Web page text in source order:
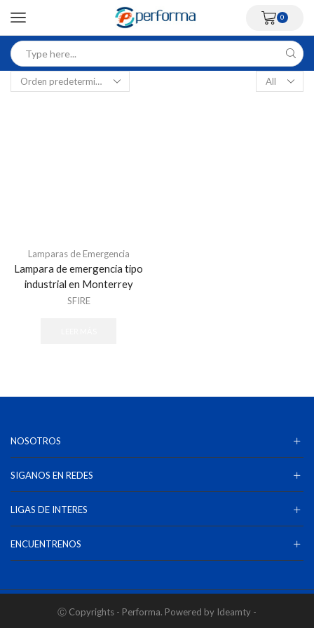
0
Lamparas de Emergencia
Lampara de emergencia tipo
industrial en Monterrey
SFIRE
NOSOTROS
SIGANOS EN REDES
LIGAS DE INTERES
ENCUENTRENOS
Ⓒ Copyrights - Performa. Powered by Ideamty -